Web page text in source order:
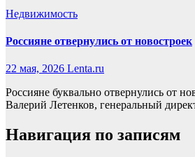
Недвижимость
Россияне отвернулись от новостроек
22 мая, 2026 Lenta.ru
Россияне буквально отвернулись от
Валерий Летенков, генеральный
Навигация по записям